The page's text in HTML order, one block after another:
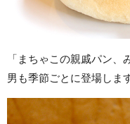
「まちゃこの親戚パン、
男も季節ごとに登場しま